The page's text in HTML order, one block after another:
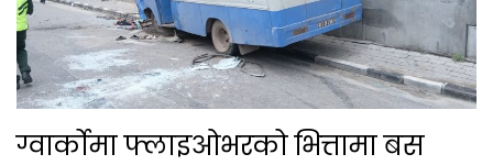
ग्वार्कोमा फ्लाइओभरको भित्तामा बस